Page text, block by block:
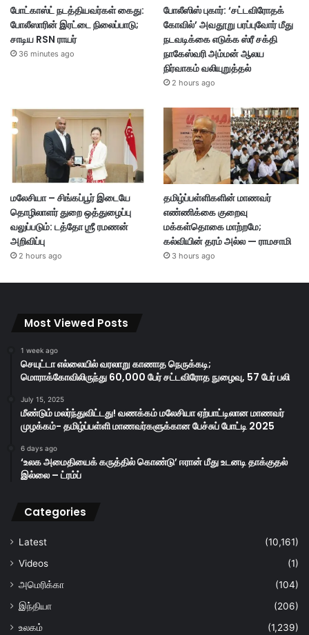
போட்காஸ்ட் நடத்தியவர்கள் கைது:
போலீஸாரின் இரட்டை நிலைப்பாடு;
சாடிய RSN ராயர்
36 minutes ago
போலீஸிஸ் புகார்: ‘சட்டவிரோதக்
கோவில்’ அவதூறு பரப்புவோர் மீது
நடவடிக்கை எடுக்க ஸ்ரீ சக்தி
நாகேஸ்வரி அம்மன் ஆலய
நிர்வாகம் வலியுறுத்தல்
2 hours ago
மலேசியா – சிங்கப்பூர் இடையே
தொழிலாளர் துறை ஒத்துழைப்பு
வலுப்படும்: டத்தோ ஶ்ரீ ரமணன்
அறிவிப்பு
2 hours ago
தமிழ்ப்பள்ளிகளின் மாணவர்
எண்ணிக்கை குறைவு
மக்கள்தொகை மாற்றமே;
கல்வியின் தரம் அல்ல — ராமசாமி
3 hours ago
Most Viewed Posts
1 week ago
செயுட்டா எல்லையில் வரலாறு காணாத நெருக்கடி;
மொராக்கோவிலிருந்து 60,000 பேர் சட்டவிரோத நுழைவு, 57 பேர் பலி
July 15, 2025
மீண்டும் மலர்ந்துவிட்டது! வணக்கம் மலேசியா ஏற்பாட்டிலான மாணவர்
முழக்கம்- தமிழ்ப்பள்ளி மாணவர்களுக்கான பேச்சுப் போட்டி 2025
6 days ago
‘உலக அமைதியைக் கருத்தில் கொண்டு’ ஈரான் மீது உடனடி தாக்குதல்
இல்லை – ட்ரம்ப்
Categories
Latest
(10,161)
Videos
(1)
அமெரிக்கா
(104)
இந்தியா
(206)
உலகம்
(1,239)